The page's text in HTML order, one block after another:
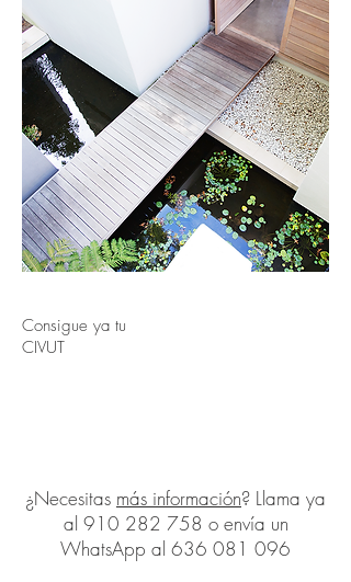
Consigue ya tu
CIVUT
¿Necesitas más información? Llama ya
al 910 282 758 o envía un
WhatsApp al 636 081 096